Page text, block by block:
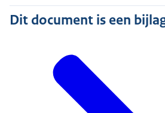
Dit document is een